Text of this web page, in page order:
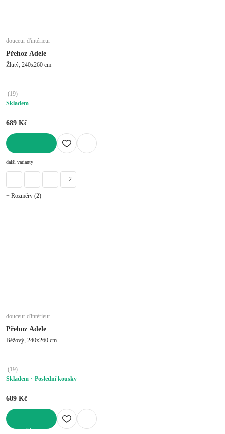
douceur d'intérieur
Přehoz Adele
Žlutý, 240x260 cm
(19)
Skladem
689 Kč
další varianty
+2
+ Rozměry (2)
douceur d'intérieur
Přehoz Adele
Béžový, 240x260 cm
(19)
Skladem
Poslední kousky
689 Kč